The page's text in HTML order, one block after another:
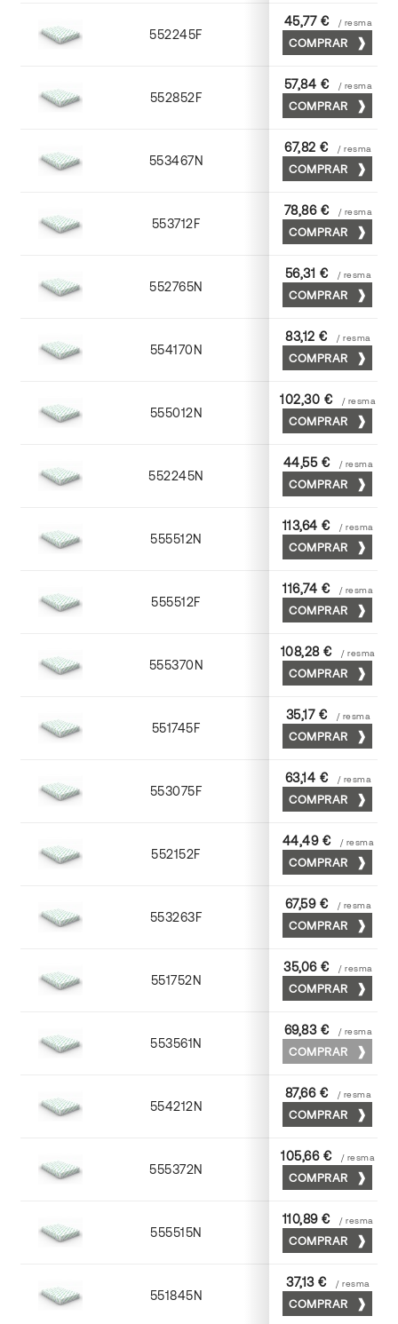
552245F 45 x 64
45,77 € / resma
COMPRAR
552852F 52 x 70
57,84 € / resma
COMPRAR
553467N 65 x 90
67,82 € / resma
COMPRAR
553712F 72 x 102
78,86 € / resma
COMPRAR
552765N 65 x 90
56,31 € / resma
COMPRAR
554170N 70 x 100
83,12 € / resma
COMPRAR
555012N 72 x 102
102,30 € / resma
COMPRAR
552245N 45 x 64
44,55 € / resma
COMPRAR
555512N 72 x 102
113,64 € / resma
COMPRAR
555512F 72 x 102
116,74 € / resma
COMPRAR
555370N 70 x 100
108,28 € / resma
COMPRAR
551745F 45 x 64
35,17 € / resma
COMPRAR
553075F 75 x 53
63,14 € / resma
COMPRAR
552152F 52 x 70
44,49 € / resma
COMPRAR
553263F 63 x 88
67,59 € / resma
COMPRAR
551752N 52 x 70
35,06 € / resma
COMPRAR
553561N 63 x 88
69,83 € / resma
COMPRAR
554212N 72 x 102
87,66 € / resma
COMPRAR
555372N 70 x 100
105,66 € / resma
COMPRAR
555515N 72 x 102
110,89 € / resma
COMPRAR
551845N 45 x 64
37,13 € / resma
COMPRAR